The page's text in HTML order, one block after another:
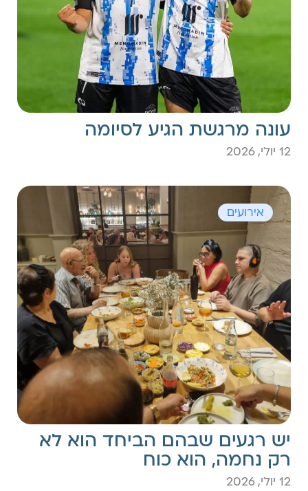
עונה מרגשת הגיע לסיומה
12 יולי, 2026
אירועים
יש רגעים שבהם הביחד הוא לא
רק נחמה, הוא כוח
12 יולי, 2026